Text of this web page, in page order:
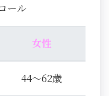
ール
女性
44～62歳